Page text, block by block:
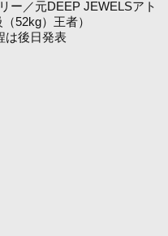
ー／元DEEP JEWELSアト
52kg）王者）
は後日発表